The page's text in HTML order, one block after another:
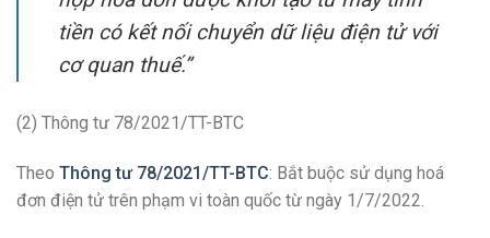
tiền có kết nối chuyển dữ liệu điện tử với
cơ quan thuế.”
(2) Thông tư 78/2021/TT-BTC
Theo Thông tư 78/2021/TT-BTC: Bắt buộc sử dụng hoá
đơn điện tử trên phạm vi toàn quốc từ ngày 1/7/2022.